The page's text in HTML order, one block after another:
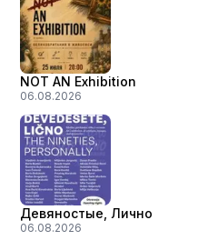
NOT AN Exhibition
06.08.2026
Девяностые, Лично
06.08.2026